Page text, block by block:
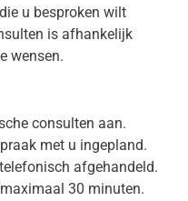
u besproken wilt
is afhankelijk
wensen.
consulten aan.
met u ingepland.
afgehandeld.
30 minuten.